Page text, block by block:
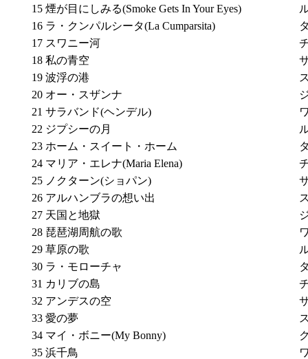
15 煙が目にしみる(Smoke Gets In Your Eyes)
16 ラ・クンパルシータ(La Cumparsita)
17 スワニー河
18 私の青空
19 波浮の港
20 オー・スザンナ
21 サラバンド(ヘンデル)
22 ジプシーの月
23 ホーム・スイート・ホーム
24 マリア・エレナ(Maria Elena)
25 ノクターン(ショパン)
26 アルハンブラの想い出
27 天国と地獄
28 琵琶湖周航の歌
29 草原の歌
30 ラ・モローチャ
31 カリブの島
32 アンデスの空
33 愛の夢
34 マイ・ボニー(My Bonny)
35 浜千鳥